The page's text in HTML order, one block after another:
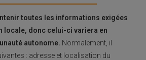
toutes les informations exigées
locale, donc celui-ci variera en
autonome. Normalement, il
: adresse et localisation du